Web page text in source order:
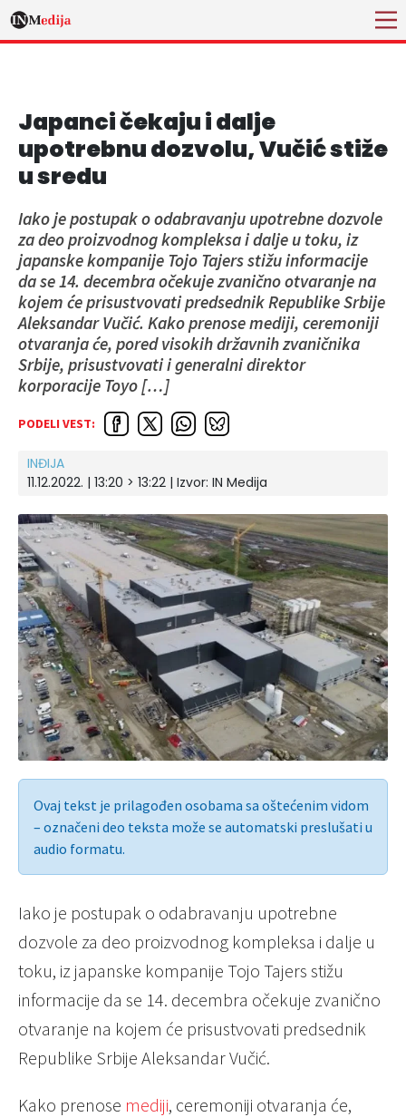
Japanci čekaju i dalje
upotrebnu dozvolu, Vučić stiže
u sredu
Iako je postupak o odabravanju upotrebne dozvole
za deo proizvodnog kompleksa i dalje u toku, iz
japanske kompanije Tojo Tajers stižu informacije
da se 14. decembra očekuje zvanično otvaranje na
kojem će prisustvovati predsednik Republike Srbije
Aleksandar Vučić. Kako prenose mediji, ceremoniji
otvaranja će, pored visokih državnih zvaničnika
Srbije, prisustvovati i generalni direktor
korporacije Toyo […]
PODELI VEST:
INĐIJA
11.12.2022. | 13:20 > 13:22 | Izvor: IN Medija
Ovaj tekst je prilagođen osobama sa oštećenim vidom
– označeni deo teksta može se automatski preslušati u
audio formatu.
Iako je postupak o odabravanju upotrebne
dozvole za deo proizvodnog kompleksa i dalje u
toku, iz japanske kompanije Tojo Tajers stižu
informacije da se 14. decembra očekuje zvanično
otvaranje na kojem će prisustvovati predsednik
Republike Srbije Aleksandar Vučić.
Kako prenose mediji, ceremoniji otvaranja će,